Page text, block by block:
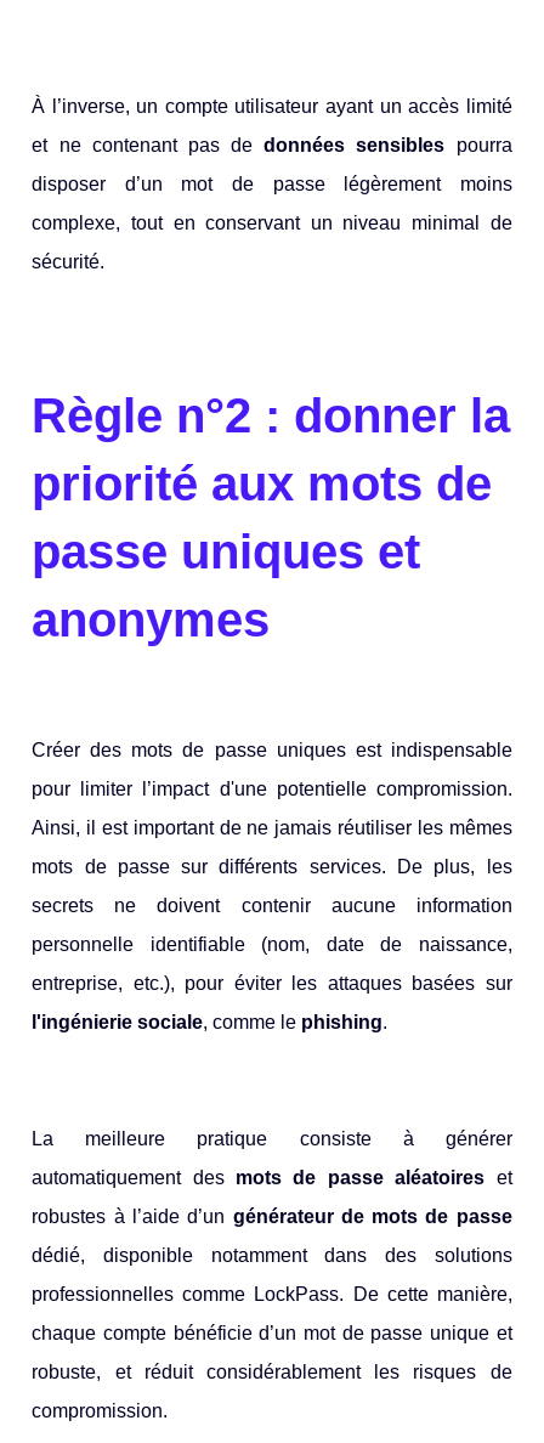
À l’inverse, un compte utilisateur ayant un accès limité
et ne contenant pas dedonnées sensibles pourra
disposer d’un mot de passe légèrement moins
complexe, tout en conservant un niveau minimal de
sécurité.
Règle n°2 : donner la
priorité aux mots de
passe uniques et
anonymes
Créer des mots de passe uniques est indispensable
pour limiter l’impact d'une potentielle compromission.
Ainsi, il est important de ne jamais réutiliser les mêmes
mots de passe sur différents services. De plus, les
secrets ne doivent contenir aucune information
personnelle identifiable (nom, date de naissance,
entreprise, etc.), pour éviter les attaques basées sur
l'ingénierie sociale, comme le phishing.
La meilleure pratique consiste à générer
automatiquement des mots de passe aléatoires et
robustes à l’aide d’un générateur de mots de passe
dédié, disponible notamment dans des solutions
professionnelles comme LockPass. De cette manière,
chaque compte bénéficie d’un mot de passe unique et
robuste, et réduit considérablement les risques de
compromission.